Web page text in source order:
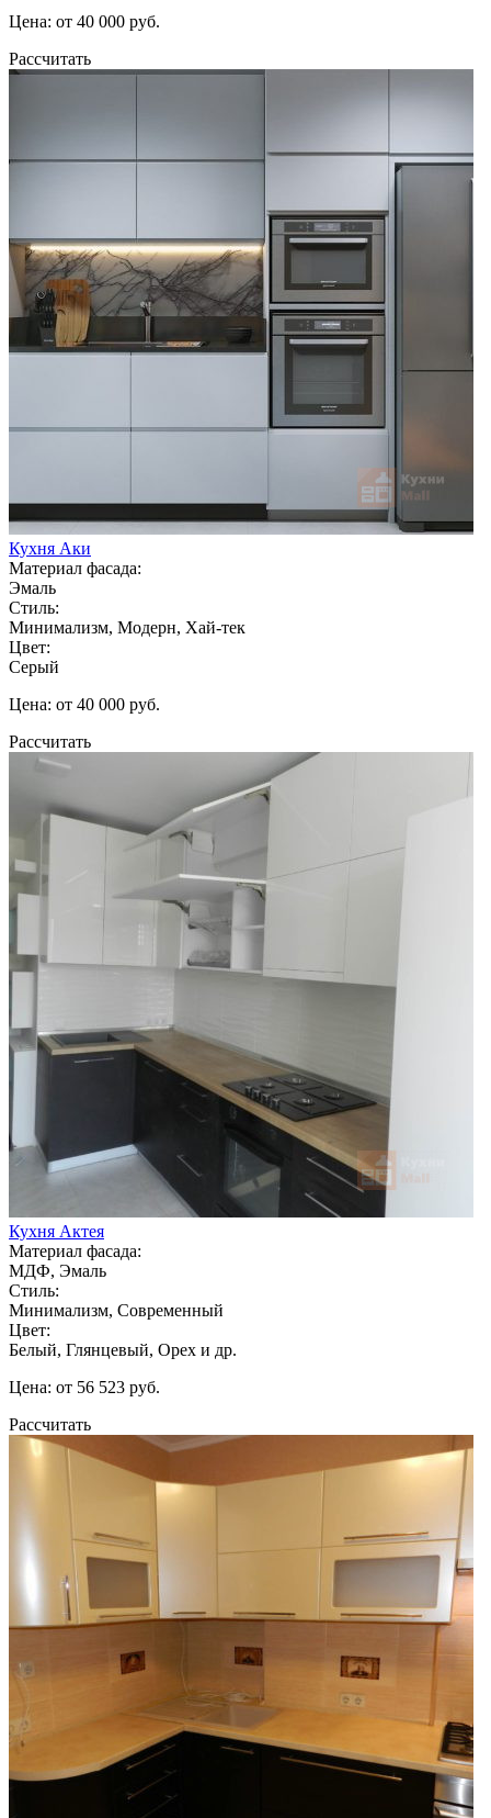
Цена: от 40 000 руб.
Рассчитать
Кухня Аки
Материал фасада:
Эмаль
Стиль:
Минимализм, Модерн, Хай-тек
Цвет:
Серый
Цена: от 40 000 руб.
Рассчитать
Кухня Актея
Материал фасада:
МДФ, Эмаль
Стиль:
Минимализм, Современный
Цвет:
Белый, Глянцевый, Орех и др.
Цена: от 56 523 руб.
Рассчитать